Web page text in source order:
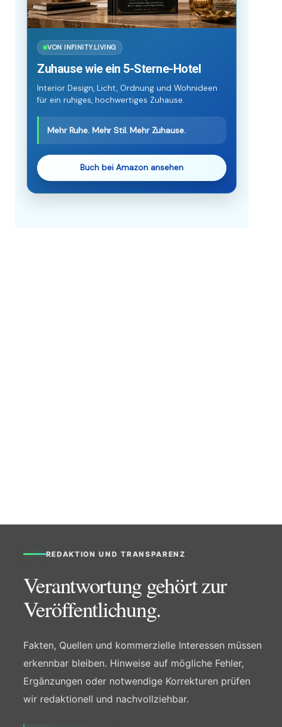
VON INFINITY.LIVING
Zuhause wie ein 5-Sterne-Hotel
Interior Design, Licht, Ordnung und Wohnideen
für ein ruhiges, hochwertiges Zuhause.
Mehr Ruhe. Mehr Stil. Mehr Zuhause.
Buch bei Amazon ansehen
REDAKTION UND TRANSPARENZ
Verantwortung gehört zur
Veröffentlichung.
Fakten, Quellen und kommerzielle Interessen müssen
erkennbar bleiben. Hinweise auf mögliche Fehler,
Ergänzungen oder notwendige Korrekturen prüfen
wir redaktionell und nachvollziehbar.